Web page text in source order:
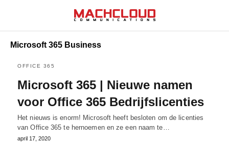
Microsoft 365 Business
OFFICE 365
Microsoft 365 | Nieuwe namen
voor Office 365 Bedrijfslicenties
Het nieuws is enorm! Microsoft heeft besloten om de licenties
van Office 365 te hernoemen en ze een naam te…
april 17, 2020